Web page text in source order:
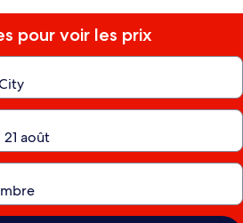
pour voir les prix